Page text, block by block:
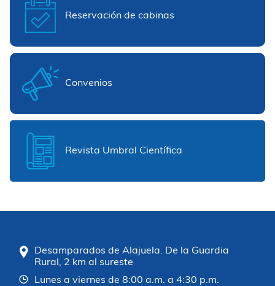
Reservación de cabinas
Convenios
Revista Umbral Científica
Desamparados de Alajuela. De la Guardia
Rural, 2 km al sureste
Lunes a viernes de 8:00 a.m. a 4:30 p.m.